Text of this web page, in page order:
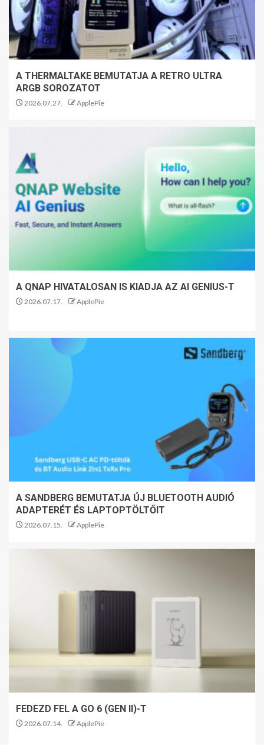
A THERMALTAKE BEMUTATJA A RETRO ULTRA
ARGB SOROZATOT
2026.07.27. ApplePie
A QNAP HIVATALOSAN IS KIADJA AZ AI GENIUS-T
2026.07.17. ApplePie
A SANDBERG BEMUTATJA ÚJ BLUETOOTH AUDIÓ
ADAPTERÉT ÉS LAPTOPTÖLTŐIT
2026.07.15. ApplePie
FEDEZD FEL A GO 6 (GEN II)-T
2026.07.14. ApplePie